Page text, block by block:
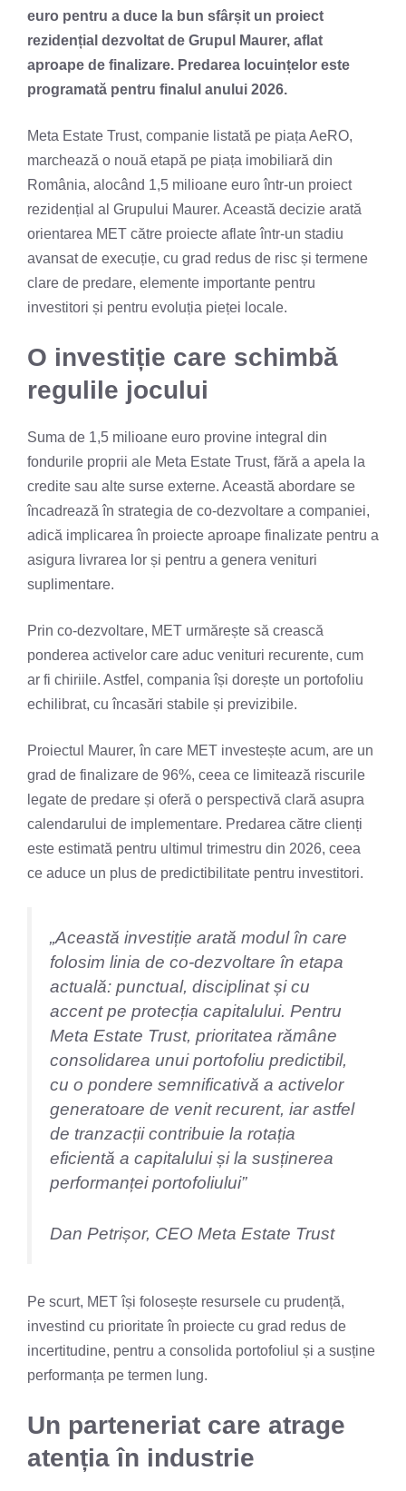
euro pentru a duce la bun sfârșit un proiect
rezidențial dezvoltat de Grupul Maurer, aflat
aproape de finalizare. Predarea locuințelor este
programată pentru finalul anului 2026.
Meta Estate Trust, companie listată pe piața AeRO,
marchează o nouă etapă pe piața imobiliară din
România, alocând 1,5 milioane euro într-un proiect
rezidențial al Grupului Maurer. Această decizie arată
orientarea MET către proiecte aflate într-un stadiu
avansat de execuție, cu grad redus de risc și termene
clare de predare, elemente importante pentru
investitori și pentru evoluția pieței locale.
O investiție care schimbă
regulile jocului
Suma de 1,5 milioane euro provine integral din
fondurile proprii ale Meta Estate Trust, fără a apela la
credite sau alte surse externe. Această abordare se
încadrează în strategia de co-dezvoltare a companiei,
adică implicarea în proiecte aproape finalizate pentru a
asigura livrarea lor și pentru a genera venituri
suplimentare.
Prin co-dezvoltare, MET urmărește să crească
ponderea activelor care aduc venituri recurente, cum
ar fi chiriile. Astfel, compania își dorește un portofoliu
echilibrat, cu încasări stabile și previzibile.
Proiectul Maurer, în care MET investește acum, are un
grad de finalizare de 96%, ceea ce limitează riscurile
legate de predare și oferă o perspectivă clară asupra
calendarului de implementare. Predarea către clienți
este estimată pentru ultimul trimestru din 2026, ceea
ce aduce un plus de predictibilitate pentru investitori.
„Această investiție arată modul în care
folosim linia de co-dezvoltare în etapa
actuală: punctual, disciplinat și cu
accent pe protecția capitalului. Pentru
Meta Estate Trust, prioritatea rămâne
consolidarea unui portofoliu predictibil,
cu o pondere semnificativă a activelor
generatoare de venit recurent, iar astfel
de tranzacții contribuie la rotația
eficientă a capitalului și la susținerea
performanței portofoliului”
Dan Petrișor, CEO Meta Estate Trust
Pe scurt, MET își folosește resursele cu prudență,
investind cu prioritate în proiecte cu grad redus de
incertitudine, pentru a consolida portofoliul și a susține
performanța pe termen lung.
Un parteneriat care atrage
atenția în industrie